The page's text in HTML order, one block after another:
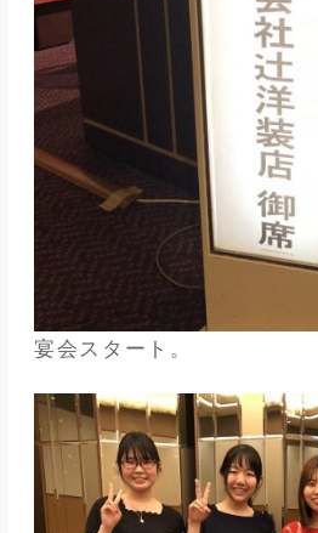
宴会スタート。